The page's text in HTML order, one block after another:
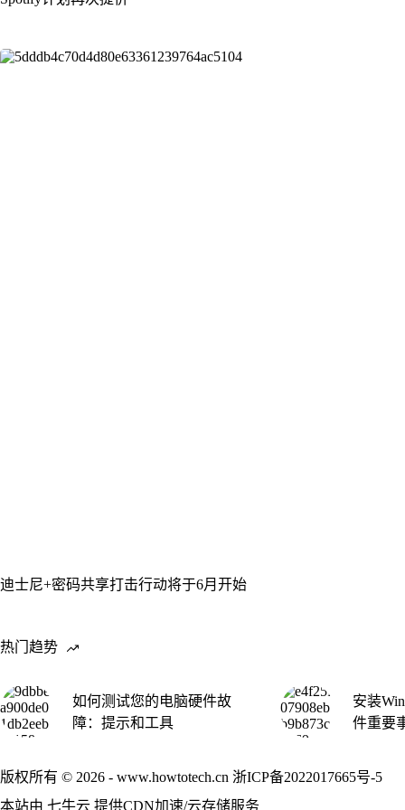
迪士尼+密码共享打击行动将于6月开始
热门趋势
如何测试您的电脑硬件故
障：提示和工具
安装
件重要
版权所有 © 2026 - www.howtotech.cn 浙ICP备2022017665号-5
本站由 七牛云 提供CDN加速/云存储服务